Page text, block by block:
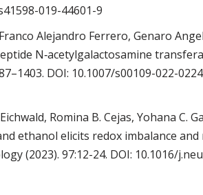
019-44601-9
Alejandro Ferrero, Genaro
N‑acetylgalactosamine
DOI: 10.1007/s00109-022-
Romina B. Cejas, Yohana C.
ethanol elicits redox imbalance
(2023). 97:12-24. DOI: 10.1016/